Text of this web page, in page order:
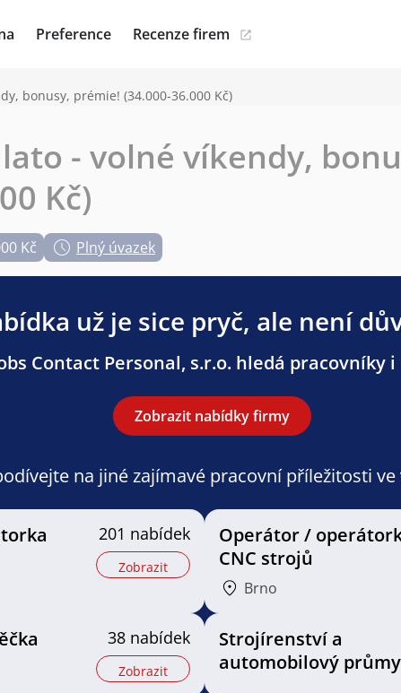
Preference Recenze firem
bonusy, prémie! (34.000-36.000 Kč)
- volné víkendy,
Kč)
Kč Plný úvazek
už je sice pryč, ale není
Contact Personal, s.r.o. hledá pracovníky
Zobrazit nabídky firmy
na jiné zajímavé pracovní příležitosti
201 nabídek
Zobrazit
Operátor /
CNC strojů
Brno
38 nabídek
Zobrazit
Strojírenství a
automobilový